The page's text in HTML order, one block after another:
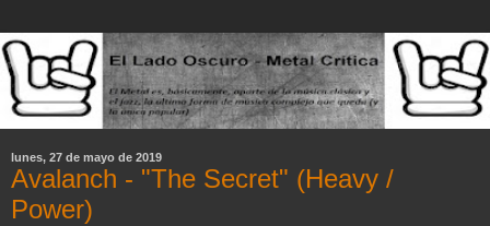
lunes, 27 de mayo de 2019
Avalanch - "The Secret" (Heavy /
Power)